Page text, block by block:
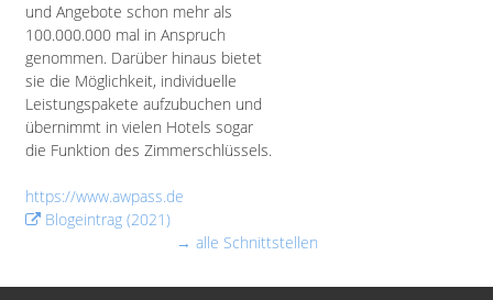
und Angebote schon mehr als
100.000.000 mal in Anspruch
genommen. Darüber hinaus bietet
sie die Möglichkeit, individuelle
Leistungspakete aufzubuchen und
übernimmt in vielen Hotels sogar
die Funktion des Zimmerschlüssels.
https://www.awpass.de
Blogeintrag (2021)
→ alle Schnittstellen